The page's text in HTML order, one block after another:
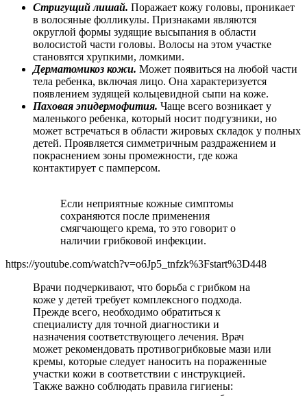
Стригущий лишай. Поражает кожу головы, проникает
в волосяные фолликулы. Признаками являются
округлой формы зудящие высыпания в области
волосистой части головы. Волосы на этом участке
становятся хрупкими, ломкими.
Дерматомикоз кожи. Может появиться на любой части
тела ребенка, включая лицо. Она характеризуется
появлением зудящей кольцевидной сыпи на коже.
Паховая эпидермофития. Чаще всего возникает у
маленького ребенка, который носит подгузники, но
может встречаться в области жировых складок у полных
детей. Проявляется симметричным раздражением и
покраснением зоны промежности, где кожа
контактирует с памперсом.
Если неприятные кожные симптомы
сохраняются после применения
смягчающего крема, то это говорит о
наличии грибковой инфекции.
https://youtube.com/watch?v=o6Jp5_tnfzk%3Fstart%3D448
Врачи подчеркивают, что борьба с грибком на
коже у детей требует комплексного подхода.
Прежде всего, необходимо обратиться к
специалисту для точной диагностики и
назначения соответствующего лечения. Врач
может рекомендовать противогрибковые мази или
кремы, которые следует наносить на пораженные
участки кожи в соответствии с инструкцией.
Также важно соблюдать правила гигиены: